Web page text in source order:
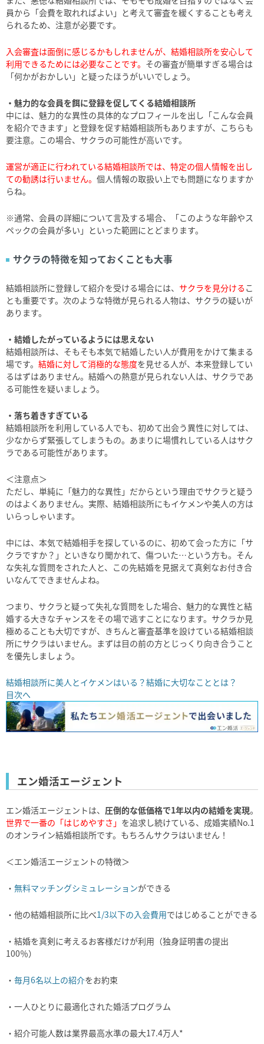
員から「会費を取れればよい」と考えて審査を緩くすることも考え
られるため、注意が必要です。
入会審査は面倒に感じるかもしれませんが、結婚相談所を安心して
利用できるためには必要なことです。 その審査が簡単すぎる場合は
「何かがおかしい」と疑ったほうがいいでしょう。
・魅力的な会員を餌に登録を促してくる結婚相談所
中には、魅力的な異性の具体的なプロフィールを出し「こんな会員
を紹介できます」と登録を促す結婚相談所もありますが、こちらも
要注意。この場合、サクラの可能性が高いです。
運営が適正に行われている結婚相談所では、特定の個人情報を出し
ての勧誘は行いません。 個人情報の取扱い上でも問題になりますか
らね。
※通常、会員の詳細について言及する場合、「このような年齢やス
ペックの会員が多い」といった範囲にとどまります。
サクラの特徴を知っておくことも大事
結婚相談所に登録して紹介を受ける場合には、 サクラを見分ける こ
とも重要です。次のような特徴が見られる人物は、サクラの疑いが
あります。
・結婚したがっているようには思えない
結婚相談所は、そもそも本気で結婚したい人が費用をかけて集まる
場です。 結婚に対して消極的な態度を見せる人が、本来登録してい
るはずはありません。結婚への熱意が見られない人は、サクラであ
る可能性を疑いましょう。
・落ち着きすぎている
結婚相談所を利用している人でも、初めて出会う異性に対しては、
少なからず緊張してしまうもの。あまりに場慣れしている人はサク
ラである可能性があります。
＜注意点＞
ただし、単純に「魅力的な異性」だからという理由でサクラと疑う
のはよくありません。実際、結婚相談所にもイケメンや美人の方は
いらっしゃいます。
中には、本気で結婚相手を探しているのに、初めて会った方に「サ
クラですか？」といきなり聞かれて、傷ついた…という方も。そん
な失礼な質問をされた人と、この先結婚を見据えて真剣なお付き合
いなんてできませんよね。
つまり、サクラと疑って失礼な質問をした場合、魅力的な異性と結
婚する大きなチャンスをその場で逃すことになります。サクラか見
極めることも大切ですが、きちんと審査基準を設けている結婚相談
所にサクラはいません。まずは目の前の方とじっくり向き合うこと
を優先しましょう。
結婚相談所に美人とイケメンはいる？結婚に大切なこととは？
目次へ
エン婚活エージェント
エン婚活エージェントは、 圧倒的な低価格で1年以内の結婚を実現。
世界で一番の「はじめやすさ」 を追求し続けている、成婚実績No.1
のオンライン結婚相談所です。もちろんサクラはいません！
＜エン婚活エージェントの特徴＞
・ 無料マッチングシミュレーションができる
・他の結婚相談所に比べ1/3以下の入会費用ではじめることができる
・結婚を真剣に考えるお客様だけが利用（独身証明書の提出
100％）
・ 毎月6名以上の紹介をお約束
・一人ひとりに最適化された婚活プログラム
・紹介可能人数は業界最高水準の最大17.4万人*